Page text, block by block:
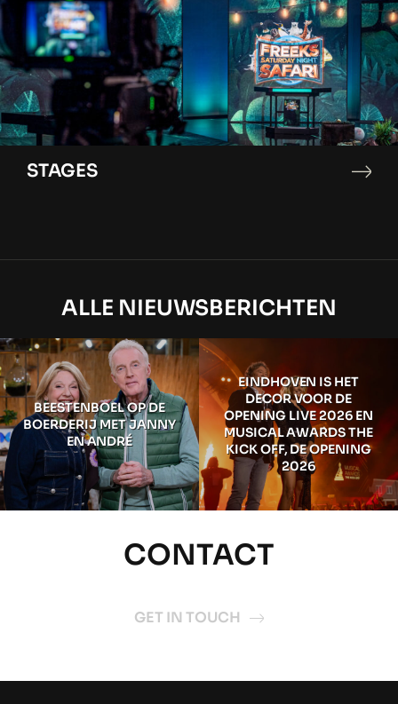
STAGES
ALLE NIEUWSBERICHTEN
BEESTENBOEL OP DE
BOERDERIJ MET JANNY
EN ANDRÉ
EINDHOVEN IS HET
DECOR VOOR DE
OPENING LIVE 2026 EN
MUSICAL AWARDS THE
KICK OFF, DE OPENING
2026
CONTACT
GET IN TOUCH